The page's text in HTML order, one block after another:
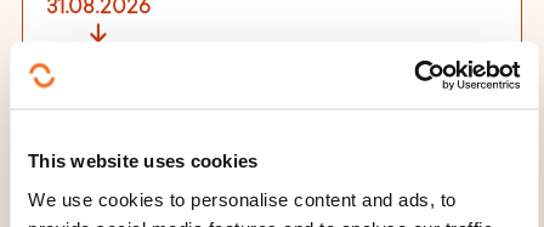
This website uses cookies
We use cookies to personalise content and ads, to
31.08.2026
01.09.2026
Paris